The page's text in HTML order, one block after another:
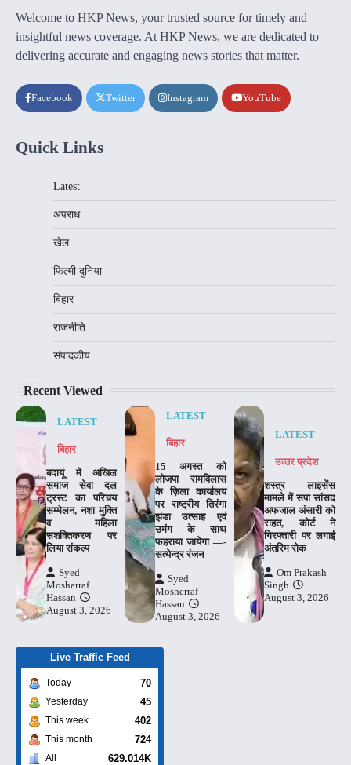
Welcome to HKP News, your trusted source for timely and
insightful news coverage. At HKP News, we are dedicated to
delivering accurate and engaging news stories that matter.
Facebook Twitter Instagram YouTube
Quick Links
Latest
अपराध
खेल
फिल्मी दुनिया
बिहार
राजनीति
संपादकीय
Recent Viewed
LATEST
बिहार
बदायूं में अखिल
समाज सेवा दल
ट्रस्ट का परिचय
सम्मेलन, नशा मुक्ति
व महिला
सशक्तिकरण पर
लिया संकल्प
Syed
Mosherraf
Hassan
August 3, 2026
LATEST
बिहार
15 अगस्त को
लोजपा रामविलास
के ज़िला कार्यालय
पर राष्ट्रीय तिरंगा
झंडा उत्साह एवं
उमंग के साथ
फहराया जायेगा —-
सत्येन्द्र रंजन
Syed
Mosherraf
Hassan
August 3, 2026
LATEST
उत्‍तर प्रदेश
शस्त्र लाइसेंस
मामले में सपा सांसद
अफजाल अंसारी को
राहत, कोर्ट ने
गिरफ्तारी पर लगाई
अंतरिम रोक
Om Prakash
Singh
August 3, 2026
Live Traffic Feed
Today 70
Yesterday 45
This week 402
This month 724
All 629.014K